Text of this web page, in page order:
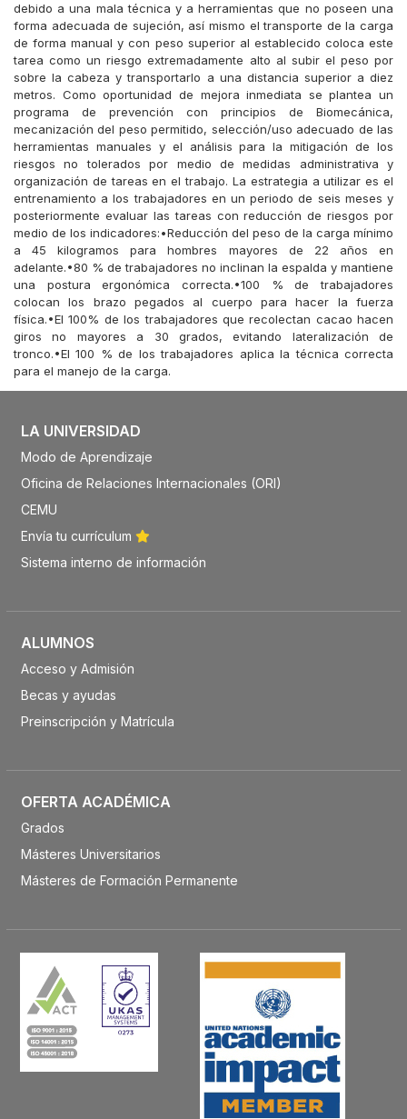
debido a una mala técnica y a herramientas que no poseen una
forma adecuada de sujeción, así mismo el transporte de la carga
de forma manual y con peso superior al establecido coloca este
tarea como un riesgo extremadamente alto al subir el peso por
sobre la cabeza y transportarlo a una distancia superior a diez
metros. Como oportunidad de mejora inmediata se plantea un
programa de prevención con principios de Biomecánica,
mecanización del peso permitido, selección/uso adecuado de las
herramientas manuales y el análisis para la mitigación de los
riesgos no tolerados por medio de medidas administrativa y
organización de tareas en el trabajo. La estrategia a utilizar es el
entrenamiento a los trabajadores en un periodo de seis meses y
posteriormente evaluar las tareas con reducción de riesgos por
medio de los indicadores:•Reducción del peso de la carga mínimo
a 45 kilogramos para hombres mayores de 22 años en
adelante.•80 % de trabajadores no inclinan la espalda y mantiene
una postura ergonómica correcta.•100 % de trabajadores
colocan los brazo pegados al cuerpo para hacer la fuerza
física.•El 100% de los trabajadores que recolectan cacao hacen
giros no mayores a 30 grados, evitando lateralización de
tronco.•El 100 % de los trabajadores aplica la técnica correcta
para el manejo de la carga.
LA UNIVERSIDAD
Modo de Aprendizaje
Oficina de Relaciones Internacionales (ORI)
CEMU
Envía tu currículum
Sistema interno de información
ALUMNOS
Acceso y Admisión
Becas y ayudas
Preinscripción y Matrícula
OFERTA ACADÉMICA
Grados
Másteres Universitarios
Másteres de Formación Permanente